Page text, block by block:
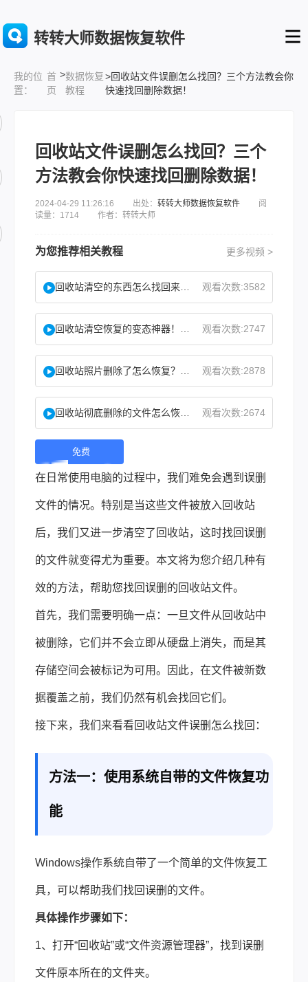
转转大师数据恢复软件
我的位
置：
首
页
>数据恢复
教程
>回收站文件误删怎么找回？三个方法教会你
快速找回删除数据！
回收站文件误删怎么找回？三个
方法教会你快速找回删除数据！
2024-04-29 11:26:16 出处： 转转大师数据恢复软件 阅
读量：1714 作者：转转大师
为您推荐相关教程 更多视频 >
观看次数:3582
观看次数:2747
观看次数:2878
观看次数:2674
免费
下
载 |
在日常使用电脑的过程中，我们难免会遇到误删
文件的情况。特别是当这些文件被放入回收站
后，我们又进一步清空了回收站，这时找回误删
的文件就变得尤为重要。本文将为您介绍几种有
效的方法，帮助您找回误删的回收站文件。
首先，我们需要明确一点：一旦文件从回收站中
被删除，它们并不会立即从硬盘上消失，而是其
存储空间会被标记为可用。因此，在文件被新数
据覆盖之前，我们仍然有机会找回它们。
接下来，我们来看看回收站文件误删怎么找回：
方法一：使用系统自带的文件恢复功
能
Windows操作系统自带了一个简单的文件恢复工
具，可以帮助我们找回误删的文件。
具体操作步骤如下：
1、打开“回收站”或“文件资源管理器”，找到误删
文件原本所在的文件夹。